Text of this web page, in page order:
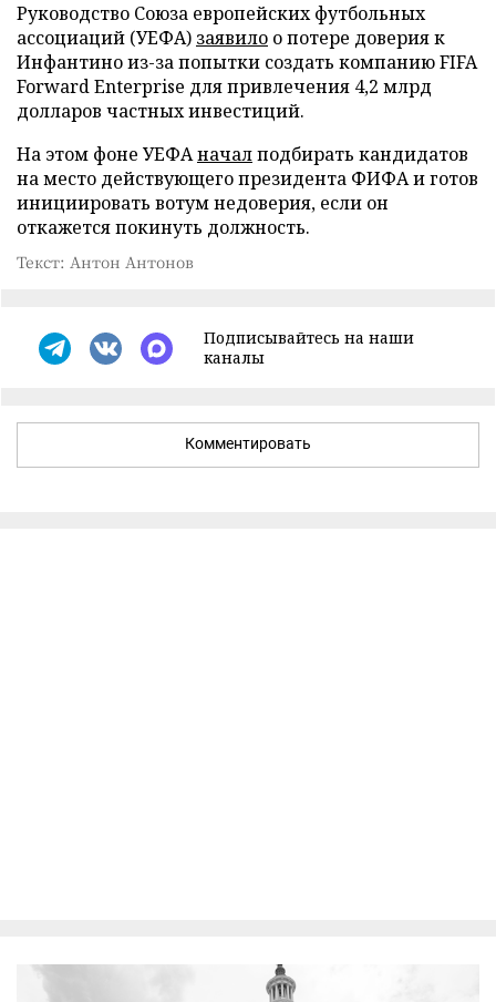
Руководство Союза европейских футбольных
ассоциаций (УЕФА) заявило о потере доверия к
Инфантино из-за попытки создать компанию FIFA
Forward Enterprise для привлечения 4,2 млрд
долларов частных инвестиций.
На этом фоне УЕФАначалподбирать кандидатов
на место действующего президента ФИФА и готов
инициировать вотум недоверия, если он
откажется покинуть должность.
Текст: Антон Антонов
Подписывайтесь на наши
каналы
Комментировать